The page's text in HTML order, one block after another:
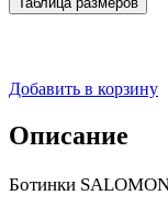
Добавить в корзину
Описание
Ботинки